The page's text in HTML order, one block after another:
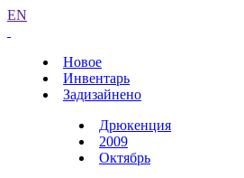
EN
Новое
Инвентарь
Задизайнено
Дрюкенция
2009
Октябрь